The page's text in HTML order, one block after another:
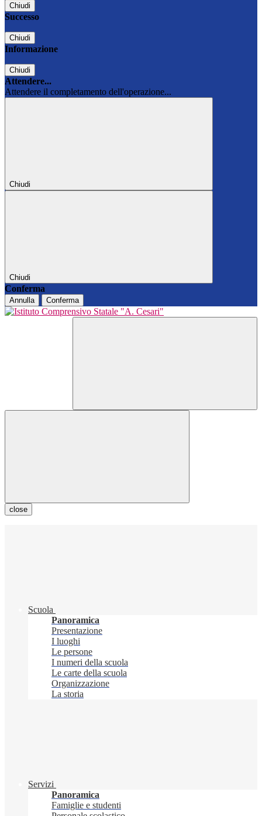
Chiudi
Successo
Chiudi
Informazione
Chiudi
Attendere...
Attendere il completamento dell'operazione...
Chiudi
Chiudi
Conferma
Annulla Conferma
close
Scuola
Panoramica
Presentazione
I luoghi
Le persone
I numeri della scuola
Le carte della scuola
Organizzazione
La storia
Servizi
Panoramica
Famiglie e studenti